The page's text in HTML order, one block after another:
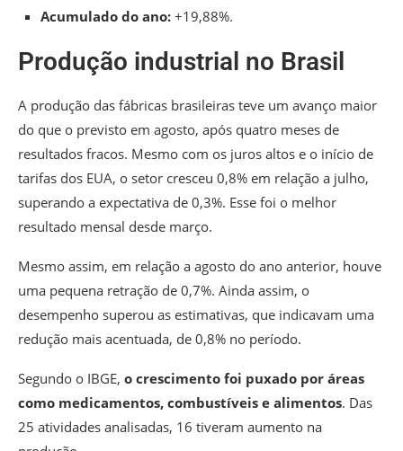
Acumulado do ano: +19,88%.
Produção industrial no Brasil
A produção das fábricas brasileiras teve um avanço maior
do que o previsto em agosto, após quatro meses de
resultados fracos. Mesmo com os juros altos e o início de
tarifas dos EUA, o setor cresceu 0,8% em relação a julho,
superando a expectativa de 0,3%. Esse foi o melhor
resultado mensal desde março.
Mesmo assim, em relação a agosto do ano anterior, houve
uma pequena retração de 0,7%. Ainda assim, o
desempenho superou as estimativas, que indicavam uma
redução mais acentuada, de 0,8% no período.
Segundo o IBGE, o crescimento foi puxado por áreas
como medicamentos, combustíveis e alimentos. Das
25 atividades analisadas, 16 tiveram aumento na